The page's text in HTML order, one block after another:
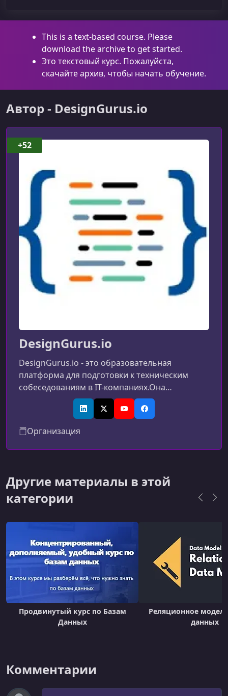
This is a text-based course. Please
download the archive to get started.
Это текстовый курс. Пожалуйста,
скачайте архив, чтобы начать обучение.
Автор - DesignGurus.io
DesignGurus.io
DesignGurus.io - это образовательная
платформа для подготовки к техническим
собеседованиям в IT-компаниях.Она
предлагает курсы по системному дизайну,
алгоритмам, структурам данных и
инженерами из ведущих технологических
компаний.Формат обучения основан на
Uber или Twitter).Платформа также
предоставляет возможность пройти пробные
собесед
LinkedInX (Twitter)YouTubeFacebook
Организация
+52
Другие материалы в этой
категории
Продвинутый курс по Базам
Данных
Реляционное
данных
Комментарии
Комментарий